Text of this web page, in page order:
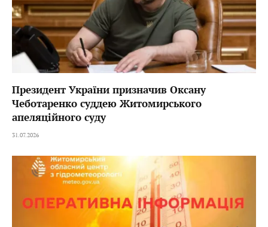
Президент України призначив Оксану
Чеботаренко суддею Житомирського
апеляційного суду
31.07.2026